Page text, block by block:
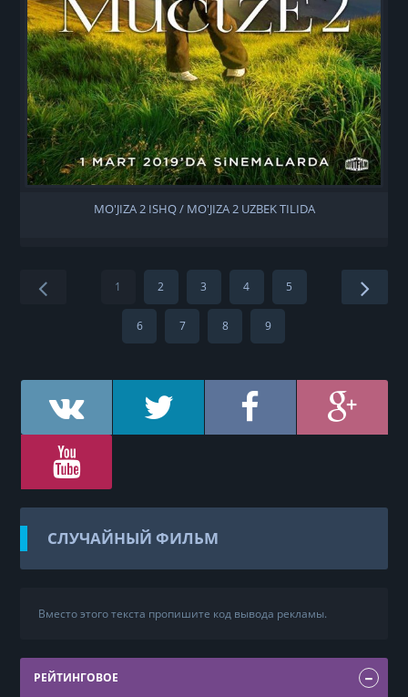
MO'JIZA 2 ISHQ / MO'JIZA 2 UZBEK TILIDA
1 2 3 4 5
6 7 8 9
СЛУЧАЙНЫЙ ФИЛЬМ
Вместо этого текста пропишите код вывода рекламы.
РЕЙТИНГОВОЕ